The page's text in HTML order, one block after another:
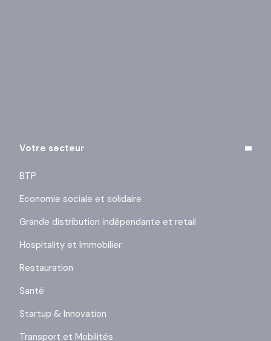
Votre secteur
BTP
Economie sociale et solidaire
Grande distribution indépendante et retail
Hospitality et Immobilier
Restauration
Santé
Startup & Innovation
Transport et Mobilités